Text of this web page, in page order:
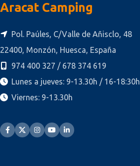
Aracat Camping
Pol. Paúles, C/Valle de Añisclo, 48
22400, Monzón, Huesca, España
974 400 327 / 678 374 619
Lunes a jueves: 9-13.30h / 16-18:30h
Viernes: 9-13.30h